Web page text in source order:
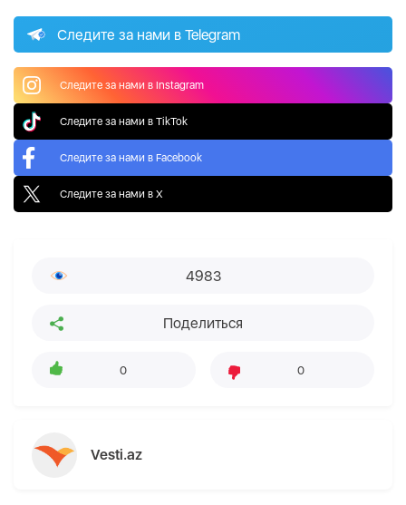
Следите за нами в Telegram
Следите за нами в Instagram
Следите за нами в TikTok
Следите за нами в Facebook
Следите за нами в X
4983
Поделиться
0 0
Vesti.az